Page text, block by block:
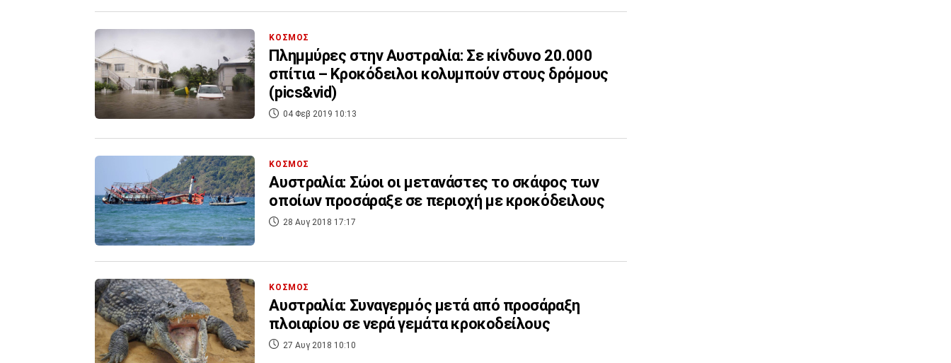
ΚΟΣΜΟΣ
Πλημμύρες στην Αυστραλία: Σε κίνδυνο 20.000
σπίτια – Κροκόδειλοι κολυμπούν στους δρόμους
(pics&vid)
04 Φεβ 2019 10:13
ΚΟΣΜΟΣ
Αυστραλία: Σώοι οι μετανάστες το σκάφος των
οποίων προσάραξε σε περιοχή με κροκόδειλους
28 Αυγ 2018 17:17
ΚΟΣΜΟΣ
Αυστραλία: Συναγερμός μετά από προσάραξη
πλοιαρίου σε νερά γεμάτα κροκοδείλους
27 Αυγ 2018 10:10